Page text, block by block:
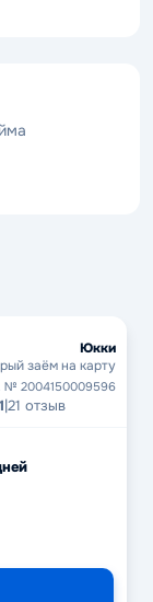
Юкки
заём на карту
№ 2004150009596
|21 отзыв